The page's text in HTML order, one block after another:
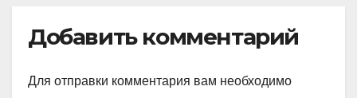
Добавить комментарий
Для отправки комментария вам необходимо